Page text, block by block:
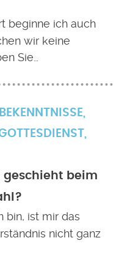
beginne ich auch
wir keine
Sie…
BEKENNTNISSE,
,
geschieht beim
bin, ist mir das
nicht ganz